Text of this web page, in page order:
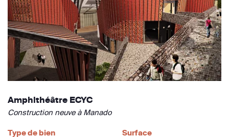
Amphithéâtre ECYC
Construction neuve à Manado
Type de bien
Surface